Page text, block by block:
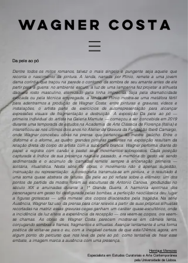
Da pele ao pó
Dentre todos os mitos romanos, talvez o mais singelo e pungente seja aquele que
reconta o nascimento da pintura. A lenda, narrada por Plínio, remete a uma jovem
dama coríntia que traçou na parede o contorno da sombra de seu amante antes de ele
partir para a guerra: no ambiente escuro, a luz de uma lamparina fez projetar a silhueta
daquele rosto masculino, eternizado pela linha imprecisa. Seja pela dramaticidade
evocada ou pela técnica empregada, a lenda de Plínio mostra-se uma metáfora fértil
para adentrarmos a produção de Wagner Costa: entre pinturas e gravuras, vídeos e
instalações, o artista parte de exercícios de autorrepresentação para alcançar
expressões visuais de fragmentação e destruição. A exposição Da pele ao pó —
primeira individual do artista na Galeria Mamute — começou a ser concebida em 2019
durante uma temporada de estudos na Academia de Arte Clássica de Florença (Itália) e
intensificou-se nos últimos dois anos no Atelier de Gravura da Fundação Iberê Camargo,
onde Wagner concebeu obras na prensa que pertenceu ao mestre gaúcho. Entre o
disforme e o aforme, as quatro grandes pinturas presentes na exposição resultam da
relação direta do corpo do artista com a superfície branca: Wagner performa diante do
papel e registra com carvão e pastel seus movimentos sobrepostos. Cada posição
capturada é índice de sua presença naquele passado, a memória do gesto vai sendo
sedimentada e o acúmulo de camadas remete sempre à encenação primeira —
solitária, ritualística. Nesta série de obras, o movimento não é apenas sugestão,
insinuação ou representação: a coreografia transmuta-se em pintura, e o resultado é
uma soma quase abstrata de faturas. Da pele ao pó reflete sobre o efêmero: um dos
pontos de partida da mostra foram as esculturas de Antonio Canova, produzidas no
século XIX e arruinadas durante a 1ª Grande Guerra. A harmonia apolínea dos
personagens em gesso foi desfigurada pelas bombas, a perfeição neoclássica deu lugar
a figuras grotescas — uma mimese dos corpos dilacerados pela tragédia. Na série
Ausência, Wagner faz uso da prensa para criar relevos a partir de suas próprias silhuetas
recortadas na matriz: essas gravuras cegas ganham um caráter quase-escultórico, onde
a incidência da luz altera a experiência da recepção — ora veem-se corpos, ora veem-
se chamas. As obras de Wagner Costa parecem mostrar-se em câmera lenta,
conjugando sombras e frames, fragmentos e silhuetas. Avançar lentamente é uma forma
poética de voltar-se para o eu, com a inegável certeza de que esta124mos, agora, em
algum ponto do percurso que nos leva da pele ao pó: como tentativa de frear esse
embate, a imagem marca a ausência com uma presença.
Henrique Menezes
Especialista em Estudos Curatoriais e Arte Contemporânea
pela Universidade de Lisboa.